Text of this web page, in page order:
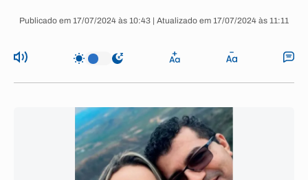
Publicado em 17/07/2024 às 10:43 | Atualizado em 17/07/2024 às 11:11